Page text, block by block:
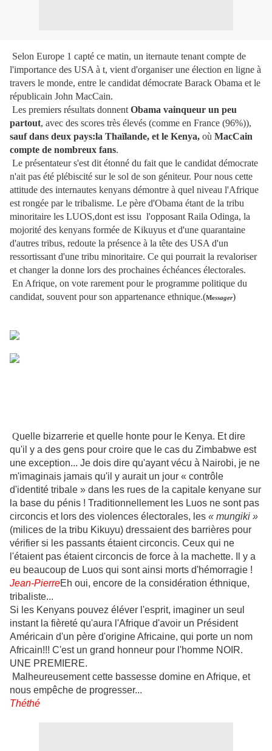
Selon Europe 1 capté ce matin, un iternaute tenant compte de
l'importance des USA à t, vient d'organiser une élection en ligne à
travers le monde, entre le candidat démocrate Barack Obama et le
républicain John MacCain.
Les premiers résultats donnent Obama vainqueur un peu
partout, avec des scores très élevés (comme en France (96%)),
sauf dans deux pays:la Thaïlande, et le Kenya, où MacCain
compte de nombreux fans.
Le présentateur s'est dit étonné du fait que le candidat démocrate
n'ait pas été plébiscité sur le sol de son géniteur. Pour nous cette
attitude des internautes kenyans démontre à quel niveau l'Afrique
est rongée par le tribalisme. Le père d'Obama étant de la tribu
minoritaire les LUOS,dont est issu l'opposant Raila Odinga, la
mojorité des kenyans formée de Kikuyus et d'une quarantaine
d'autres tribus, redoute la présence à la tête des USA d'un
ressortissant d'une tribu minoritaire. Ce qui pourrait la revaloriser
et changer la donne lors des prochaines échéances électorales.
En Afrique, on vote rarement pour le programme politique du
candidat, souvent pour son appartenance ethnique.(Messager)
Quelle bizarrerie et quelle honte pour le Kenya. Et dire
qu'il y a des gens pour croire que le cas du Zimbabwe est
une exception... Je dois dire qu'ayant vécu à Nairobi, je ne
m'imaginais jamais qu'il y aurait un jour « contrôle
d'identité tribale » dans les rues de la capitale kenyane sur
la base du pénis ! Traditionnellement les Luos ne sont pas
circoncis et lors des violences électorales, les « mungiki »
(milices de la tribu Kikuyu) dressaient des barrières pour
vérifier si les passants étaient circoncis. Ceux qui ne
l'étaient pas étaient circoncis de force à la machette. Il y a
eu beaucoup de Luos qui sont ainsi morts d'hémorragie !
Jean-PierreEh oui, encore de la considération éthnique,
tribaliste...
Si les Kenyans pouvez éléver l'esprit, imaginer un seul
instant la fièreté qu'aura l'Afrique d'avoir un Président
Américain d'un père d'origine Africaine, qui porte un nom
Africain!!! C'est un grand honneur pour l'homme NOIR.
UNE PREMIERE.
Malheureusement cette bassesse domine en Afrique, et
nous empêche de progresser...
Théthé